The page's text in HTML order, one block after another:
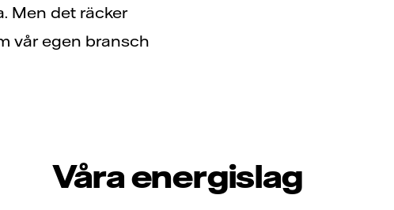
Men det räcker
vår egen bransch
Våra energislag